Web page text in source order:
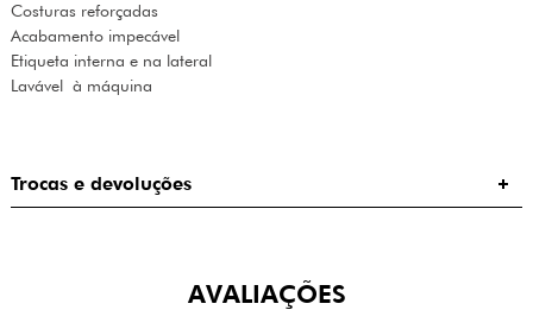
Costuras reforçadas
Acabamento impecável
Etiqueta interna e na lateral
Lavável à máquina
Trocas e devoluções
AVALIAÇÕES